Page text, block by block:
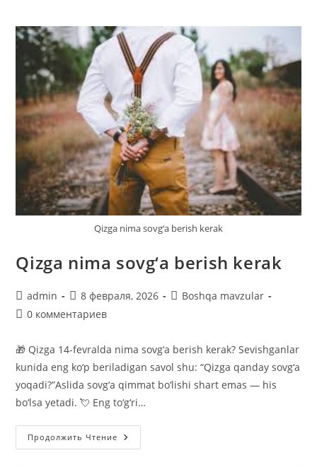
Qizga nima sovg‘a berish kerak
Qizga nima sovg‘a berish kerak
Автор
записи:
admin
Запись
опубликована:
8 февраля, 2026
Рубрика
Boshqa mavzular
Комментарии
записи:
0 комментариев
🎁 Qizga 14-fevralda nima sovg‘a berish kerak? Sevishganlar
kunida eng ko‘p beriladigan savol shu: “Qizga qanday sovg‘a
yoqadi?”Aslida sovg‘a qimmat bo‘lishi shart emas — his
bo‘lsa yetadi. 💘 Eng to‘g‘ri…
Продолжить Чтение Qizga
Nima